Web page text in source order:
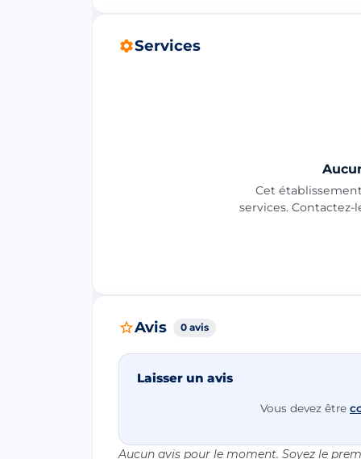
Services
Cet
services.
Avis 0 avis
Laisser un avis
Vous devez être
Aucun avis pour le moment. Soyez le